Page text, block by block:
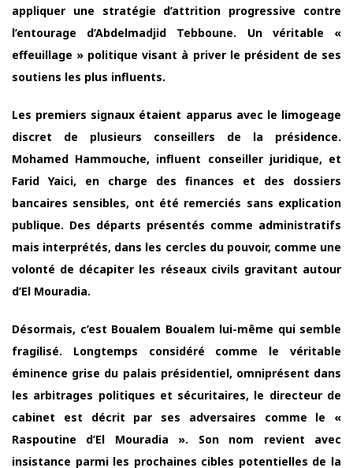
appliquer une stratégie d’attrition progressive contre
l’entourage d’Abdelmadjid Tebboune. Un véritable «
effeuillage » politique visant à priver le président de ses
soutiens les plus influents.
Les premiers signaux étaient apparus avec le limogeage
discret de plusieurs conseillers de la présidence.
Mohamed Hammouche, influent conseiller juridique, et
Farid Yaici, en charge des finances et des dossiers
bancaires sensibles, ont été remerciés sans explication
publique. Des départs présentés comme administratifs
mais interprétés, dans les cercles du pouvoir, comme une
volonté de décapiter les réseaux civils gravitant autour
d’El Mouradia.
Désormais, c’est Boualem Boualem lui-même qui semble
fragilisé. Longtemps considéré comme le véritable
éminence grise du palais présidentiel, omniprésent dans
les arbitrages politiques et sécuritaires, le directeur de
cabinet est décrit par ses adversaires comme le «
Raspoutine d’El Mouradia ». Son nom revient avec
insistance parmi les prochaines cibles potentielles de la